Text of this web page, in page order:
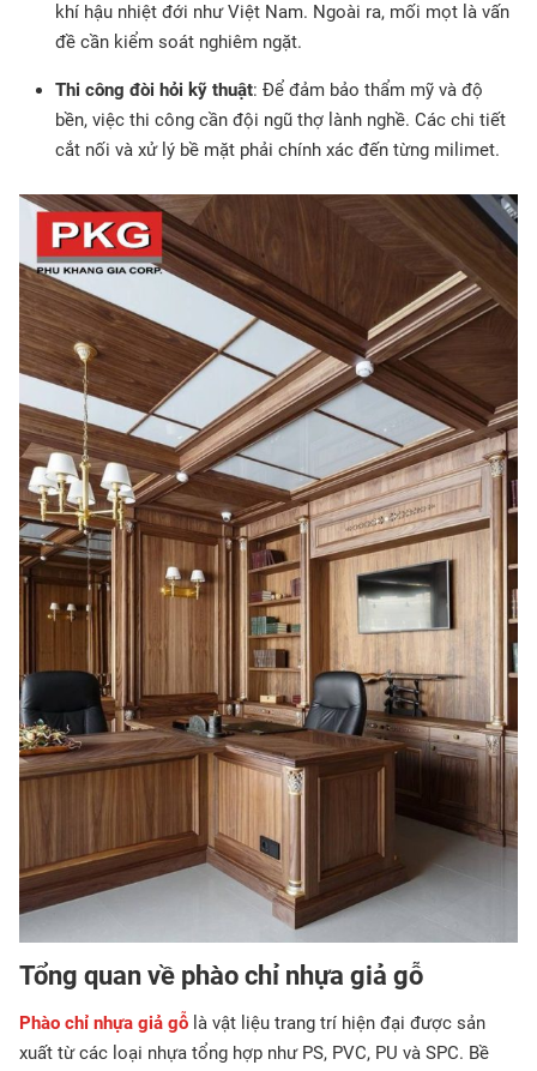
khí hậu nhiệt đới như Việt Nam. Ngoài ra, mối mọt là vấn
đề cần kiểm soát nghiêm ngặt.
Thi công đòi hỏi kỹ thuật: Để đảm bảo thẩm mỹ và độ
bền, việc thi công cần đội ngũ thợ lành nghề. Các chi tiết
cắt nối và xử lý bề mặt phải chính xác đến từng milimet.
Tổng quan về phào chỉ nhựa giả gỗ
Phào chỉ nhựa giả gỗ là vật liệu trang trí hiện đại được sản
xuất từ các loại nhựa tổng hợp như PS, PVC, PU và SPC. Bề